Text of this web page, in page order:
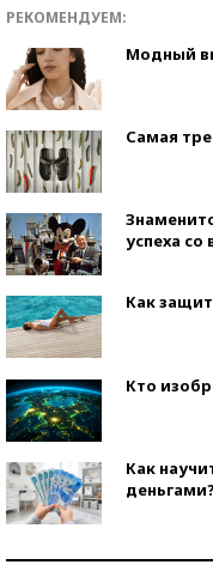
РЕКОМЕНДУЕМ:
Модный
Самая
успеха
Как
Кто
Как
деньгами?